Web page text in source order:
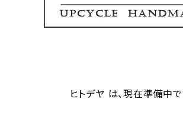
ヒトデヤ は、現在準備中で